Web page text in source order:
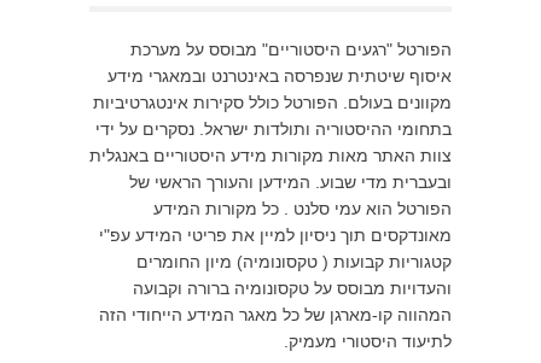
הפורטל "רגעים היסטוריים" מבוסס על מערכת
איסוף שיטתית שנפרסה באינטרנט ובמאגרי מידע
מקוונים בעולם. הפורטל כולל סקירות אינטגרטיביות
בתחומי ההיסטוריה ותולדות ישראל. נסקרים על ידי
צוות האתר מאות מקורות מידע היסטוריים באנגלית
ובעברית מדי שבוע. המידען והעורך הראשי של
הפורטל הוא עמי סלנט . כל מקורות המידע
מאונדקסים תוך ניסיון למיין את פריטי המידע עפ"י
קטגוריות קבועות ( טקסונומיה) מיון החומרים
והעדויות מבוסס על טקסונומיה ברורה וקבועה
המהווה קו-מארגן של כל מאגר המידע הייחודי הזה
לתיעוד היסטורי מעמיק.